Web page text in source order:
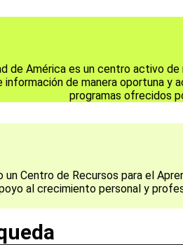
de América es un centro activo
de manera oportuna y
programas ofrecidos
Centro de Recursos para el
al crecimiento personal y